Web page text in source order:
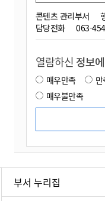
콘텐츠 관리부서
담당전화
063-
열람하신 정보
매우만족
매우불만족
부서 누리집